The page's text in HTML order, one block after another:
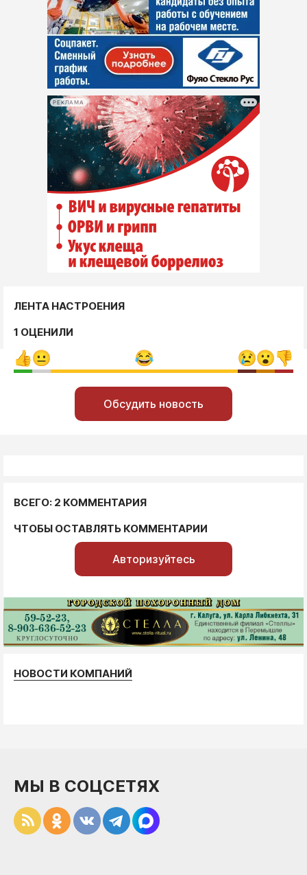
РЕКЛАМА
ЛЕНТА НАСТРОЕНИЯ
1 ОЦЕНИЛИ
Обсудить новость
ВСЕГО: 2 КОММЕНТАРИЯ
ЧТОБЫ ОСТАВЛЯТЬ КОММЕНТАРИИ
Авторизуйтесь
НОВОСТИ КОМПАНИЙ
МЫ В СОЦСЕТЯХ